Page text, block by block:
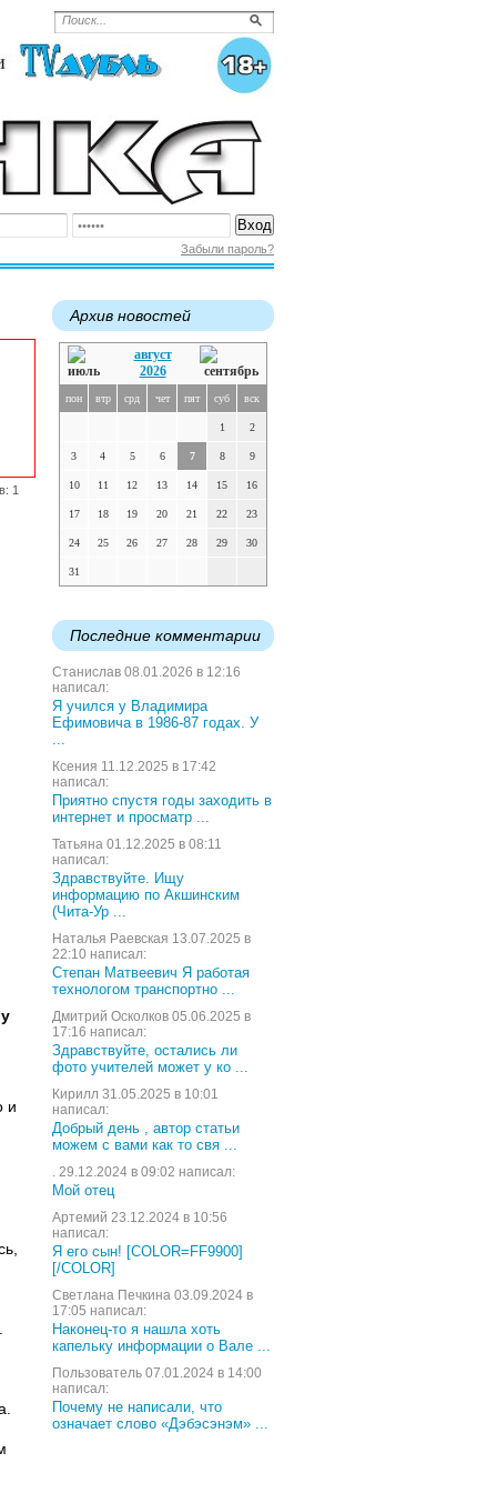
Забыли пароль?
1
и
Архив новостей
август
2026
пон втр срд чет пят суб вск
1 2
3 4 5 6 7 8 9
10 11 12 13 14 15 16
17 18 19 20 21 22 23
24 25 26 27 28 29 30
31
Последние комментарии
Станислав 08.01.2026 в 12:16
написал:
Я учился у Владимира
Ефимовича в 1986-87 годах. У
...
Ксения 11.12.2025 в 17:42
написал:
Приятно спустя годы заходить в
интернет и просматр ...
Татьяна 01.12.2025 в 08:11
написал:
Здравствуйте. Ищу
информацию по Акшинским
(Чита-Ур ...
Наталья Раевская 13.07.2025 в
22:10 написал:
Степан Матвеевич Я работая
технологом транспортно ...
Дмитрий Осколков 05.06.2025 в
17:16 написал:
Здравствуйте, остались ли
фото учителей может у ко ...
Кирилл 31.05.2025 в 10:01
написал:
Добрый день , автор статьи
можем с вами как то свя ...
. 29.12.2024 в 09:02 написал:
Мой отец
Артемий 23.12.2024 в 10:56
написал:
Я его сын! [COLOR=FF9900]
[/COLOR]
Светлана Печкина 03.09.2024 в
17:05 написал:
Наконец-то я нашла хоть
капельку информации о Вале ...
Пользователь 07.01.2024 в 14:00
написал:
Почему не написали, что
означает слово «Дэбэсэнэм» ...